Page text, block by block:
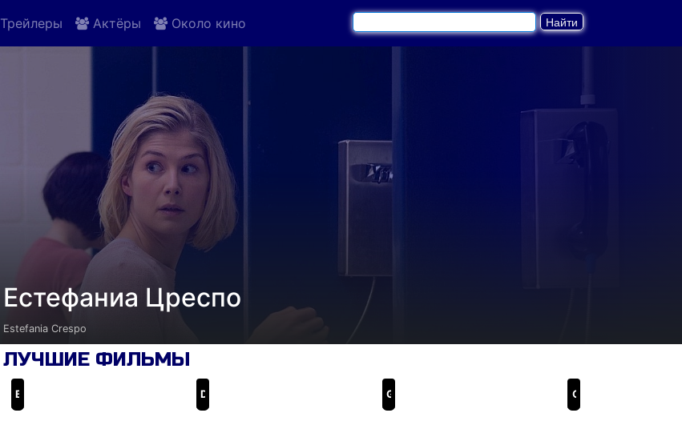
Трейлеры Актёры Около кино
Естефаниа Цреспо
Estefania Crespo
ЛУЧШИЕ ФИЛЬМЫ